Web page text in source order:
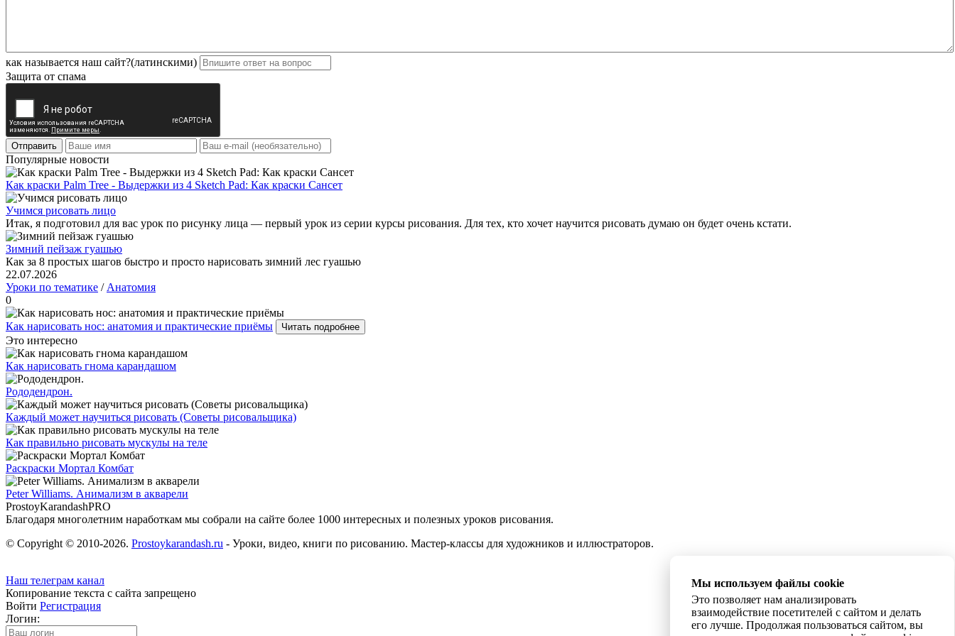
как называется наш сайт?(латинскими)
Защита от спама
Отправить
Популярные новости
Как краски Palm Tree - Выдержки из 4 Sketch Pad: Как краски Сансет
Учимся рисовать лицо
Итак, я подготовил для вас урок по рисунку лица — первый урок из серии курсы рисования. Для тех, кто хочет научится рисовать думаю он будет очень кстати.
Зимний пейзаж гуашью
Как за 8 простых шагов быстро и просто нарисовать зимний лес гуашью
22.07.2026
Уроки по тематике / Анатомия
0
Как нарисовать нос: анатомия и практические приёмы Читать подробнее
Это интересно
Как нарисовать гнома карандашом
Рододендрон.
Каждый может научиться рисовать (Советы рисовальщика)
Как правильно рисовать мускулы на теле
Раскраски Мортал Комбат
Peter Williams. Анимализм в акварели
ProstoyKarandashPRO
Благодаря многолетним наработкам мы cобрали на сайте более 1000 интересных и полезных уроков рисования.
© Copyright © 2010-2026. Prostoykarandash.ru - Уроки, видео, книги по рисованию. Мастер-классы для художников и иллюстраторов.
Наш телеграм канал
Копирование текста с сайта запрещено
Войти Регистрация
Логин:
Мы используем файлы cookie
Это позволяет нам анализировать
взаимодействие посетителей с сайтом и делать
его лучше. Продолжая пользоваться сайтом, вы